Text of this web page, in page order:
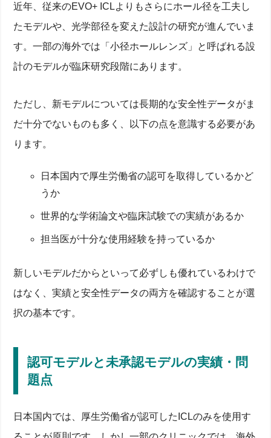
近年、従来のEVO+ ICLよりもさらにホール径を工夫し
たモデルや、光学部径を変えた設計の研究が進んでいま
す。一部の海外では「小径ホールレンズ」と呼ばれる設
計のモデルが臨床研究段階にあります。
ただし、新モデルについては長期的な安全性データがま
だ十分でないものも多く、以下の点を意識する必要があ
ります。
日本国内で厚生労働省の認可を取得しているかど
うか
世界的な学術論文や臨床試験での実績があるか
担当医が十分な使用経験を持っているか
新しいモデルだからといって必ずしも優れているわけで
はなく、実績と安全性データの両方を確認することが選
択の基本です。
認可モデルと未承認モデルの実績・問
題点
日本国内では、厚生労働省が認可したICLのみを使用す
ICLとは？レーシック手術との違い・眼内レンズ治療
の基本
レーシックとの違いを徹底比較【ICLとレーシック
コラマー素材と後房型レンズの仕組み
ICLが向く近視・乱視度数と適応条件
厚生労働省認可による安全性と安心ポイント
トーリック（乱視対応）ICLのメリット・デメリッ
認可モデルと未承認モデルの実績・問題点
ICLはやめた方がいい？「失敗しました」と後悔する
ケースと理由
見え方が安定しない／視力維持できない原因
「やってしまった」「失敗した」体験談から学ぶ対
処法
ICL費用はいくら？料金相場・分割プランと費用対効
クリニック別料金表と大阪など主要都市比較
無料診察予約→見積もり取得の流れと時間